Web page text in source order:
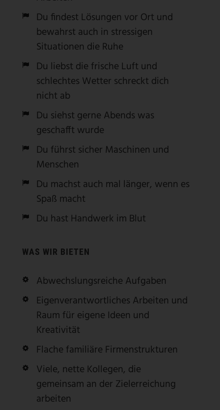
Du findest Lösungen vor Ort und
bewahrst auch in stressigen
Situationen die Ruhe
Du liebst die frische Luft und
schlechtes Wetter schreckt dich
nicht ab
Du siehst gerne Abends was
geschafft wurde
Du führst sicher Maschinen und
Menschen
Du machst auch mal länger, wenn es
Spaß macht
Du hast Handwerk im Blut
WAS WIR BIETEN
Abwechslungsreiche Aufgaben
Eigenverantwortliches Arbeiten und
Raum für eigene Ideen und
Kreativität
Flache familiäre Firmenstrukturen
Viele, nette Kollegen, die
gemeinsam an der Zielerreichung
arbeiten